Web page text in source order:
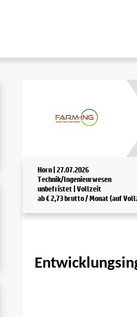
Horn | 27.07.2026
Technik/Ingenieurwesen
unbefristet | Vollzeit
ab € 2,73 brutto / Monat (auf